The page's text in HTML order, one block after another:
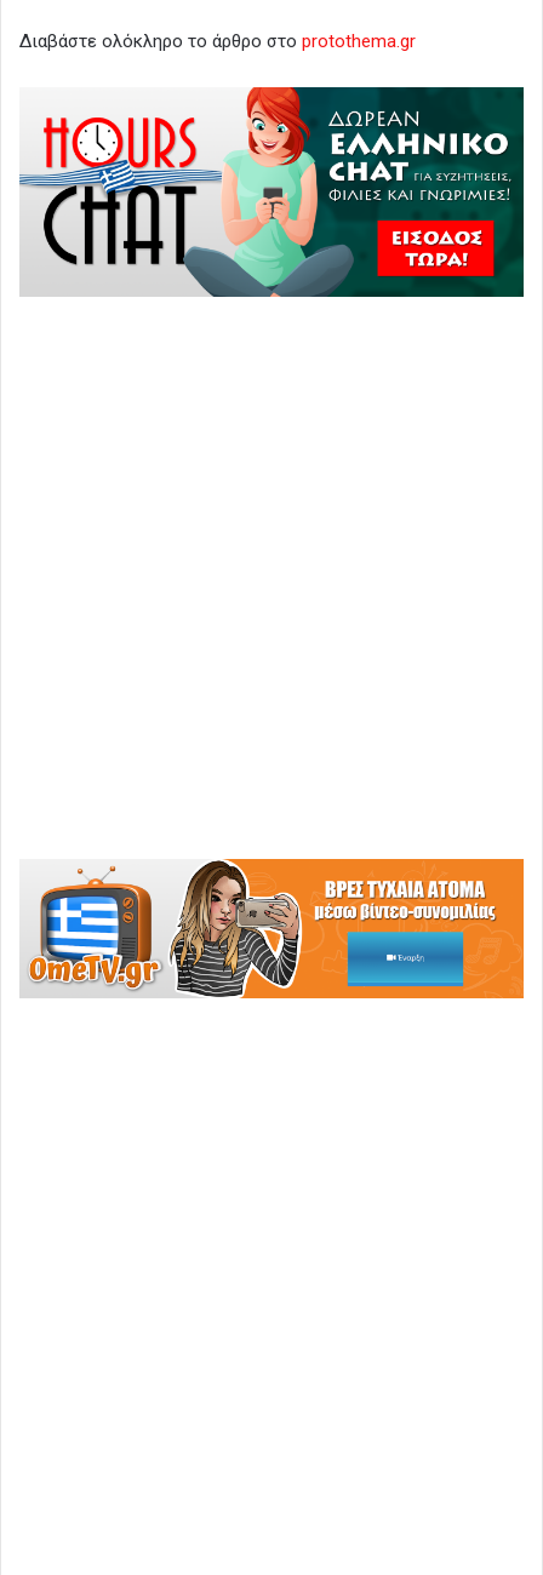
Διαβάστε ολόκληρο το άρθρο στο protothema.gr